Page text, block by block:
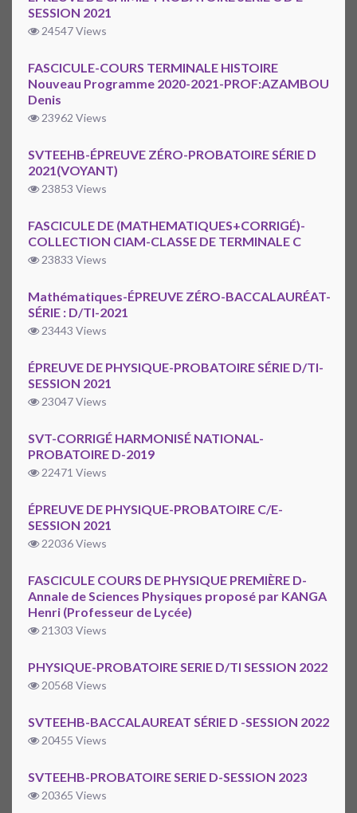
SESSION 2021
24547 Views
FASCICULE-COURS TERMINALE HISTOIRE
Nouveau Programme 2020-2021-PROF:AZAMBOU
Denis
23962 Views
SVTEEHB-ÉPREUVE ZÉRO-PROBATOIRE SÉRIE D
2021(VOYANT)
23853 Views
FASCICULE DE (MATHEMATIQUES+CORRIGÉ)-
COLLECTION CIAM-CLASSE DE TERMINALE C
23833 Views
Mathématiques-ÉPREUVE ZÉRO-BACCALAURÉAT-
SÉRIE : D/TI-2021
23443 Views
ÉPREUVE DE PHYSIQUE-PROBATOIRE SÉRIE D/TI-
SESSION 2021
23047 Views
SVT-CORRIGÉ HARMONISÉ NATIONAL-
PROBATOIRE D-2019
22471 Views
ÉPREUVE DE PHYSIQUE-PROBATOIRE C/E-
SESSION 2021
22036 Views
FASCICULE COURS DE PHYSIQUE PREMIÈRE D-
Annale de Sciences Physiques proposé par KANGA
Henri (Professeur de Lycée)
21303 Views
PHYSIQUE-PROBATOIRE SERIE D/TI SESSION 2022
20568 Views
SVTEEHB-BACCALAUREAT SÉRIE D -SESSION 2022
20455 Views
SVTEEHB-PROBATOIRE SERIE D-SESSION 2023
20365 Views